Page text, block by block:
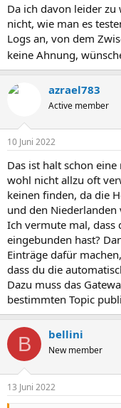
Da ich davon leider zu
nicht, wie man es
Logs an, von dem
keine Ahnung,
azrael783
Active member
10 Juni 2022
Das ist halt schon
wohl nicht allzu oft
keinen finden, da die
und den
Ich vermute mal, dass
eingebunden hast?
Einträge dafür
dass du die
Dazu muss das
bestimmten Topic
B bellini
New member
13 Juni 2022